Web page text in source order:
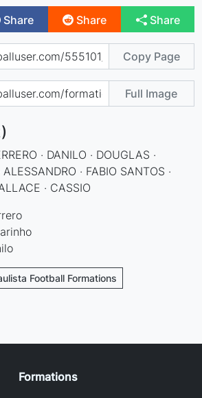
Share Share Share
Copy Page
Full Image
· DANILO · DOUGLAS ·
· FABIO SANTOS ·
· CASSIO
Football Formations
Formations